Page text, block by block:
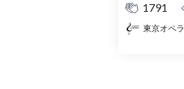
1791
東京オペラ